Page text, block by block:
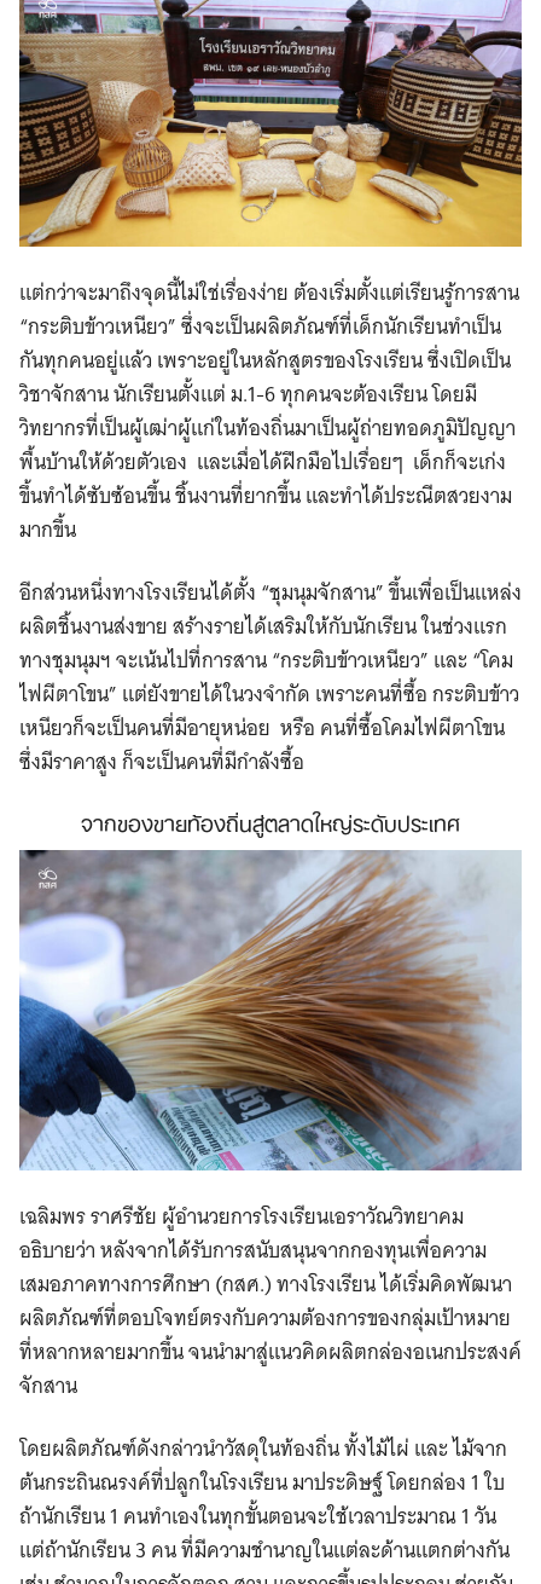
แต่กว่าจะมาถึงจุดนี้ไม่ใช่เรื่องง่าย ต้องเริ่มตั้งแต่เรียนรู้การสาน
“กระติบข้าวเหนียว” ซึ่งจะเป็นผลิตภัณฑ์ที่เด็กนักเรียนทำเป็น
กันทุกคนอยู่แล้ว เพราะอยู่ในหลักสูตรของโรงเรียน ซึ่งเปิดเป็น
วิชาจักสาน นักเรียนตั้งแต่ ม.1-6 ทุกคนจะต้องเรียน โดยมี
วิทยากรที่เป็นผู้เฒ่าผู้แก่ในท้องถิ่นมาเป็นผู้ถ่ายทอดภูมิปัญญา
พื้นบ้านให้ด้วยตัวเอง และเมื่อได้ฝึกมือไปเรื่อยๆ เด็กก็จะเก่ง
ขึ้นทำได้ซับซ้อนขึ้น ชิ้นงานที่ยากขึ้น และทำได้ประณีตสวยงาม
มากขึ้น
อีกส่วนหนึ่งทางโรงเรียนได้ตั้ง “ชุมนุมจักสาน” ขึ้นเพื่อเป็นแหล่ง
ผลิตชิ้นงานส่งขาย สร้างรายได้เสริมให้กับนักเรียน ในช่วงแรก
ทางชุมนุมฯ จะเน้นไปที่การสาน “กระติบข้าวเหนียว” และ “โคม
ไฟผีตาโขน” แต่ยังขายได้ในวงจำกัด เพราะคนที่ซื้อ กระติบข้าว
เหนียวก็จะเป็นคนที่มีอายุหน่อย หรือ คนที่ซื้อโคมไฟผีตาโขน
ซึ่งมีราคาสูง ก็จะเป็นคนที่มีกำลังซื้อ
จากของขายท้องถิ่นสู่ตลาดใหญ่ระดับประเทศ
เฉลิมพร ราศรีชัย ผู้อำนวยการโรงเรียนเอราวัณวิทยาคม
อธิบายว่า หลังจากได้รับการสนับสนุนจากกองทุนเพื่อความ
เสมอภาคทางการศึกษา (กสศ.) ทางโรงเรียน ได้เริ่มคิดพัฒนา
ผลิตภัณฑ์ที่ตอบโจทย์ตรงกับความต้องการของกลุ่มเป้าหมาย
ที่หลากหลายมากขึ้น จนนำมาสู่แนวคิดผลิตกล่องอเนกประสงค์
จักสาน
โดยผลิตภัณฑ์ดังกล่าวนำวัสดุในท้องถิ่น ทั้งไม้ไผ่ และ ไม้จาก
ต้นกระถินณรงค์ที่ปลูกในโรงเรียน มาประดิษฐ์ โดยกล่อง 1 ใบ
ถ้านักเรียน 1 คนทำเองในทุกขั้นตอนจะใช้เวลาประมาณ 1 วัน
แต่ถ้านักเรียน 3 คน ที่มีความชำนาญในแต่ละด้านแตกต่างกัน